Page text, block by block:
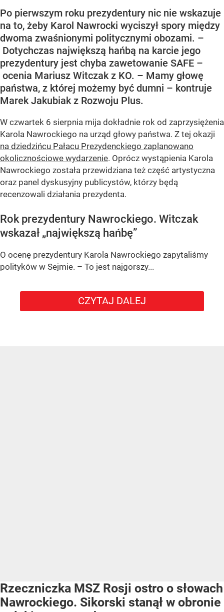
Po pierwszym roku prezydentury nic nie wskazuje
na to, żeby Karol Nawrocki wyciszył spory między
dwoma zwaśnionymi politycznymi obozami. –
Dotychczas największą hańbą na karcie jego
prezydentury jest chyba zawetowanie SAFE –
ocenia Mariusz Witczak z KO. – Mamy głowę
państwa, z której możemy być dumni – kontruje
Marek Jakubiak z Rozwoju Plus.
W czwartek 6 sierpnia mija dokładnie rok od zaprzysiężenia
Karola Nawrockiego na urząd głowy państwa. Z tej okazji
na dziedzińcu Pałacu Prezydenckiego zaplanowano
okolicznościowe wydarzenie. Oprócz wystąpienia Karola
Nawrockiego została przewidziana też część artystyczna
oraz panel dyskusyjny publicystów, którzy będą
recenzowali działania prezydenta.
Rok prezydentury Nawrockiego. Witczak
wskazał „największą hańbę”
O ocenę prezydentury Karola Nawrockiego zapytaliśmy
polityków w Sejmie. – To jest najgorszy...
CZYTAJ DALEJ
Rzeczniczka MSZ Rosji ostro o słowach
Nawrockiego. Sikorski stanął w obronie